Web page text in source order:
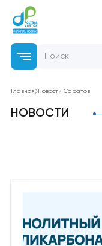
Главная Новости Саратов
НОВОСТИ